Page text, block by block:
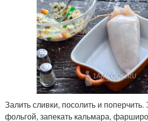
Залить сливки, посолить и
фольгой, запекать кальмара,